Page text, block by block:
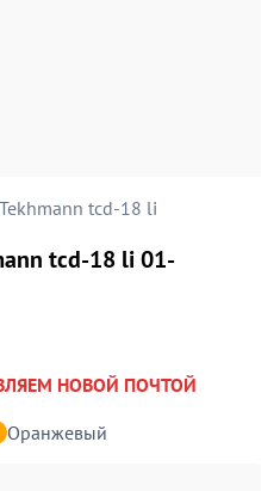
tcd-18 li
tcd-18 li 01-
НОВОЙ ПОЧТОЙ
Оранжевый